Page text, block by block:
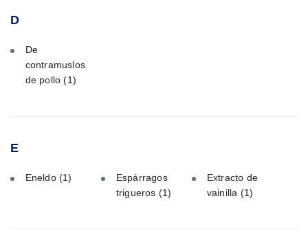
D
De
contramuslos
de pollo(1)
E
Eneldo (1)
Espárragos
trigueros (1)
Extracto de
vainilla (1)